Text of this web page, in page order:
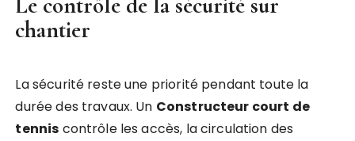
chantier
La sécurité reste une priorité pendant toute la
durée des travaux. Un Constructeur court de
tennis contrôle les accès, la circulation des